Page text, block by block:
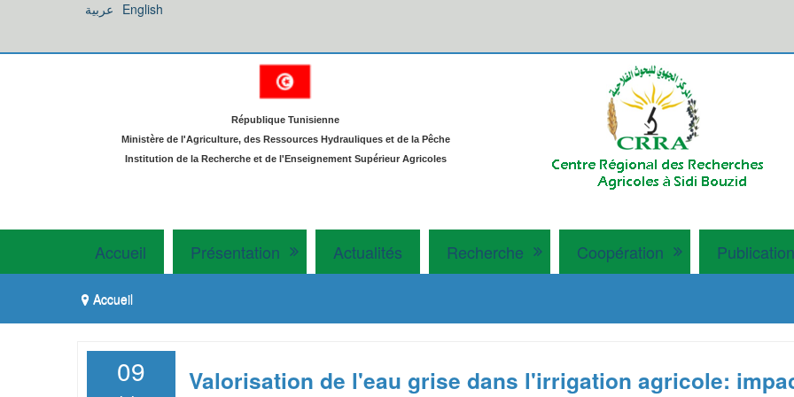
عربية English
République Tunisienne
Ministère de l'Agriculture, des Ressources Hydrauliques et de la Pêche
Institution de la Recherche et de l'Enseignement Supérieur Agricoles
Accueil Présentation Actualités Recherche Coopération
Accueil
09 Valorisation de l'eau grise dans l'irrigation agricole: